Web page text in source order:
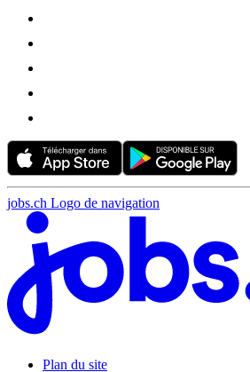
jobs.ch Logo de navigation
Plan du site